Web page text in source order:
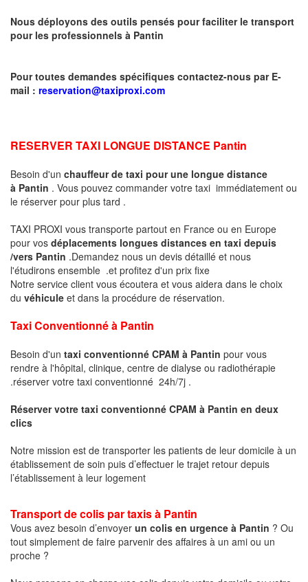
Nous déployons des outils pensés pour faciliter le transport
pour les professionnels à Pantin
Pour toutes demandes spécifiques contactez-nous par E-
mail : reservation@taxiproxi.com
RESERVER TAXI LONGUE DISTANCE Pantin
Besoin d'un chauffeur de taxi pour une longue distance
à Pantin . Vous pouvez commander votre taxi immédiatement ou
le réserver pour plus tard .
TAXI PROXI vous transporte partout en France ou en Europe
pour vos déplacements longues distances en taxi depuis
/vers Pantin .Demandez nous un devis détaillé et nous
l'étudirons ensemble .et profitez d'un prix fixe
Notre service client vous écoutera et vous aidera dans le choix
du véhicule et dans la procédure de réservation.
Taxi Conventionné à Pantin
Besoin d'un taxi conventionné CPAM à Pantin pour vous
rendre à l'hôpital, clinique, centre de dialyse ou radiothérapie
.réserver votre taxi conventionné 24h/7j .
Réserver votre taxi conventionné CPAM à Pantin en deux
clics
Notre mission est de transporter les patients de leur domicile à un
établissement de soin puis d’effectuer le trajet retour depuis
l’établissement à leur logement
Transport de colis par taxis à Pantin
Vous avez besoin d’envoyer un colis en urgence à Pantin ? Ou
tout simplement de faire parvenir des affaires à un ami ou un
proche ?